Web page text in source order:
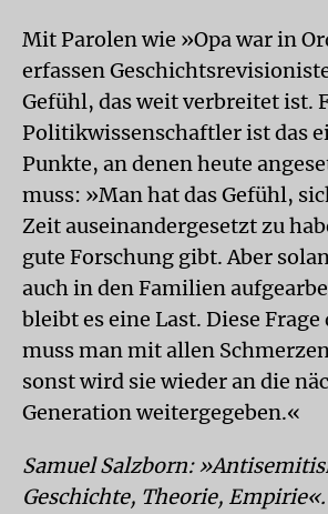
Mit Parolen wie »Opa war in
erfassen
Gefühl, das weit verbreitet ist.
Politikwissenschaftler ist das
Punkte, an denen heute
muss: »Man hat das Gefühl,
Zeit auseinandergesetzt zu
gute Forschung gibt. Aber
auch in den Familien
bleibt es eine Last. Diese Frage
muss man mit allen
sonst wird sie wieder an die
Generation weitergegeben.«
Samuel Salzborn:
Geschichte, Theorie,